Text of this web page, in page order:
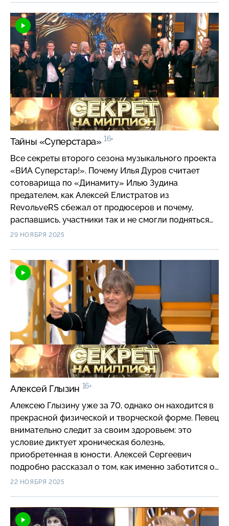
Тайны «Суперстара» 16+
Все секреты второго сезона музыкального проекта
«ВИА Суперстар!». Почему Илья Дуров считает
сотоварища по «Динамиту» Илью Зудина
предателем, как Алексей Елистратов из
RevoльveRS сбежал от продюсеров и почему,
распавшись, участники так и не смогли подняться
на звездный олимп, и кто виноват в распаде группы
Суперстар!» помог им обрести второе рождение.
29 НОЯБРЯ 2025
Алексей Глызин 16+
Алексею Глызину уже за 70, однако он находится в
прекрасной физической и творческой форме. Певец
внимательно следит за своим здоровьем: это
условие диктует хроническая болезнь,
приобретенная в юности. Алексей Сергеевич
подробно рассказал о том, как именно заботится о
себе, а также признался, удалось ли ему отказаться
Глызина фактически в начале творческого пути,
22 НОЯБРЯ 2025